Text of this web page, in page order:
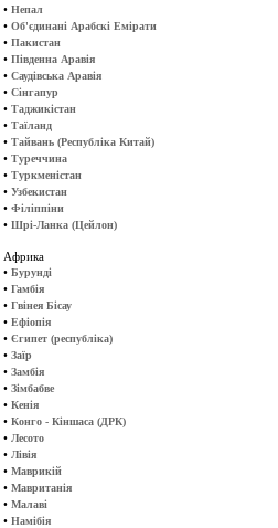
• Непал
• Об'єдинані Арабскі Емірати
• Пакистан
• Південна Аравія
• Саудівська Аравія
• Сінгапур
• Таджикістан
• Таїланд
• Тайвань (Республіка Китай)
• Туреччина
• Туркменістан
• Узбекистан
• Філіппіни
• Шрі-Ланка (Цейлон)
Африка
• Бурунді
• Гамбія
• Гвінея Бісау
• Ефіопія
• Єгипет (республіка)
• Заїр
• Замбія
• Зімбабве
• Кенія
• Конго - Кіншаса (ДРК)
• Лесото
• Лівія
• Маврикій
• Мавританія
• Малаві
• Намібія